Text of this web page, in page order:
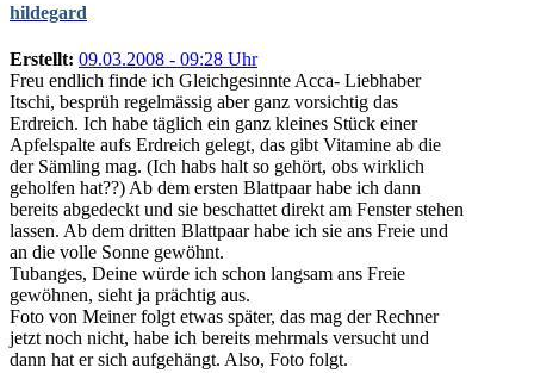
hildegard
Erstellt: 09.03.2008 - 09:28 Uhr
Freu endlich finde ich Gleichgesinnte Acca- Liebhaber
Itschi, besprüh regelmässig aber ganz vorsichtig das
Erdreich. Ich habe täglich ein ganz kleines Stück einer
Apfelspalte aufs Erdreich gelegt, das gibt Vitamine ab die
der Sämling mag. (Ich habs halt so gehört, obs wirklich
geholfen hat??) Ab dem ersten Blattpaar habe ich dann
bereits abgedeckt und sie beschattet direkt am Fenster stehen
lassen. Ab dem dritten Blattpaar habe ich sie ans Freie und
an die volle Sonne gewöhnt.
Tubanges, Deine würde ich schon langsam ans Freie
gewöhnen, sieht ja prächtig aus.
Foto von Meiner folgt etwas später, das mag der Rechner
jetzt noch nicht, habe ich bereits mehrmals versucht und
dann hat er sich aufgehängt. Also, Foto folgt.